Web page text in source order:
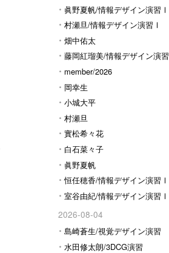
眞野夏帆/情報デザイン演習Ⅰ
村瀬旦/情報デザイン演習Ⅰ
畑中佑太
藤岡紅瑠美/情報デザイン演習
Ⅰ member/2026
岡幸生
小城大平
村瀬旦
實松希々花
白石菜々子
眞野夏帆
恒任穂香/情報デザイン演習Ⅰ
室谷由紀/情報デザイン演習Ⅰ
2026-08-04
島崎蒼生/視覚デザイン演習
水田修太朗/3DCG演習